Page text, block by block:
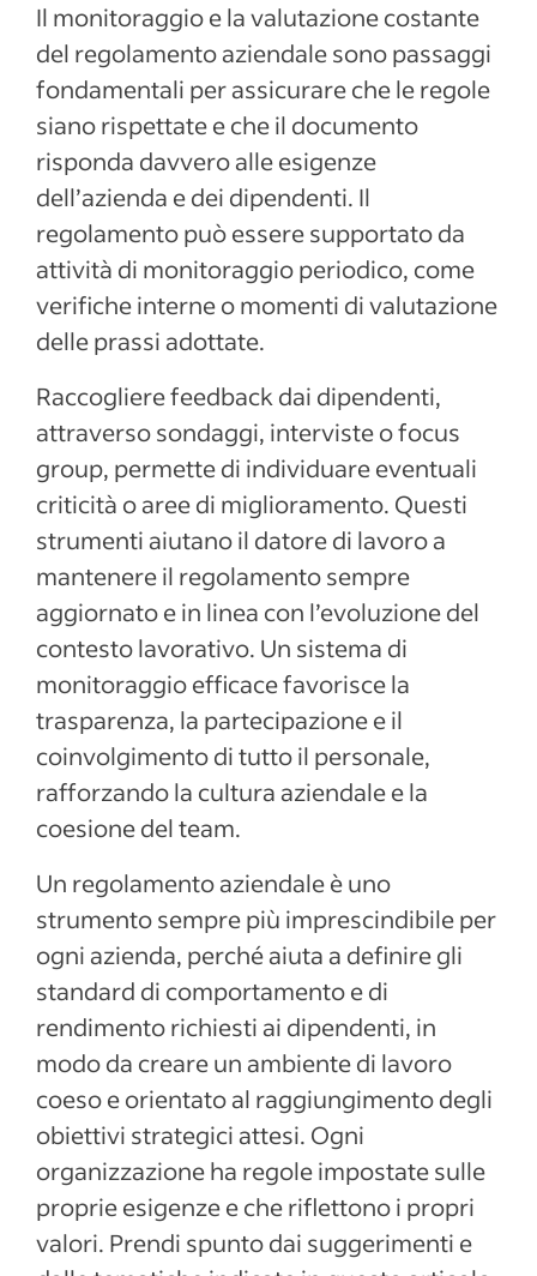
Il monitoraggio e la valutazione costante
del regolamento aziendale sono passaggi
fondamentali per assicurare che le regole
siano rispettate e che il documento
risponda davvero alle esigenze
dell’azienda e dei dipendenti. Il
regolamento può essere supportato da
attività di monitoraggio periodico, come
verifiche interne o momenti di valutazione
delle prassi adottate.
Raccogliere feedback dai dipendenti,
attraverso sondaggi, interviste o focus
group, permette di individuare eventuali
criticità o aree di miglioramento. Questi
strumenti aiutano il datore di lavoro a
mantenere il regolamento sempre
aggiornato e in linea con l’evoluzione del
contesto lavorativo. Un sistema di
monitoraggio efficace favorisce la
trasparenza, la partecipazione e il
coinvolgimento di tutto il personale,
rafforzando la cultura aziendale e la
coesione del team.
Un regolamento aziendale è uno
strumento sempre più imprescindibile per
ogni azienda, perché aiuta a definire gli
standard di comportamento e di
rendimento richiesti ai dipendenti, in
modo da creare un ambiente di lavoro
coeso e orientato al raggiungimento degli
obiettivi strategici attesi. Ogni
organizzazione ha regole impostate sulle
proprie esigenze e che riflettono i propri
valori. Prendi spunto dai suggerimenti e